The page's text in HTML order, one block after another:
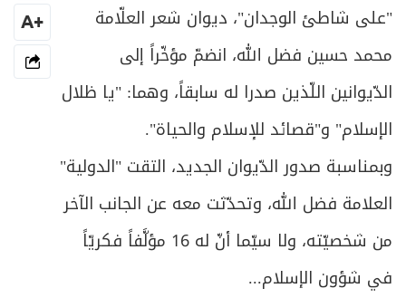
"على شاطئ الوجدان"، ديوان شعر العلّامة
محمد حسين فضل الله، انضمّ مؤخّراً إلى
الدّيوانين اللّذين صدرا له سابقاً، وهما: "يا ظلال
الإسلام" و"قصائد للإسلام والحياة".
وبمناسبة صدور الدّيوان الجديد، التقت "الدولية"
العلامة فضل الله، وتحدّثت معه عن الجانب الآخر
من شخصيّته، ولا سيّما أنّ له 16 مؤلَّفاً فكريّاً
في شؤون الإسلام...
+A